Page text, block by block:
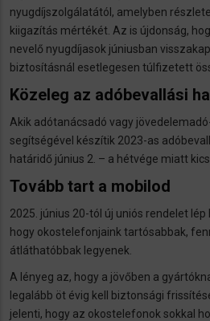
nyugdíjszolgálatától, amelyben
kiigazítás mértékét. Az is újdonság,
nevelő nyugdíjasok júniusban
biztosításnál esetlegesen túlfizetett
Közeleg az adóbevallási
Akik adótanácsadó vagy
segítségével készítik 2023-as
határidő június 2. – a hétvége miatt
Tovább tart a mobilod
2025. június 20-tól új uniós rendelet
hogy okostelefonjaink tartósabbak,
átláthatóbbak legyenek.
A lényeg az, hogy a jövőben a
legalább öt évig kell biztonsági
jelenti, hogy az okostelefonok sokkal